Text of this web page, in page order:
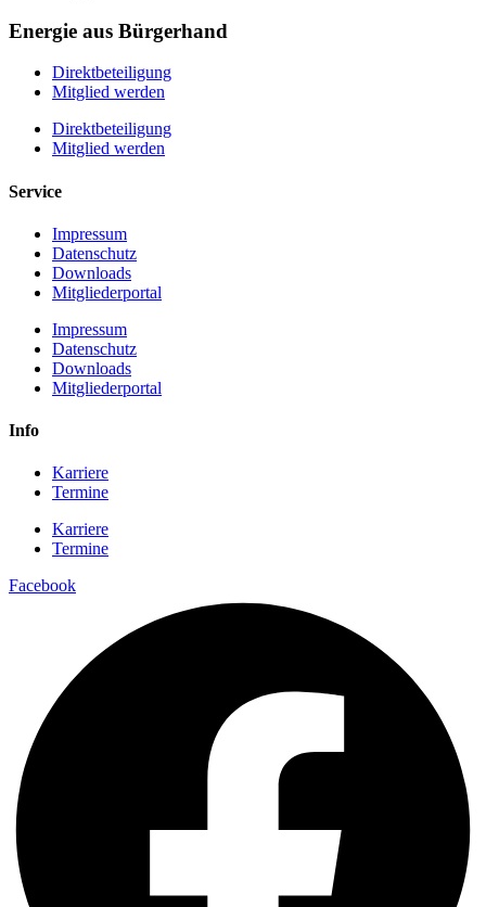
Energie aus Bürgerhand
Direktbeteiligung
Mitglied werden
Direktbeteiligung
Mitglied werden
Service
Impressum
Datenschutz
Downloads
Mitgliederportal
Impressum
Datenschutz
Downloads
Mitgliederportal
Info
Karriere
Termine
Karriere
Termine
Facebook